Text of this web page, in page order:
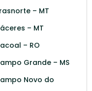
– MT
– MT
– RO
Grande – MS
Novo do